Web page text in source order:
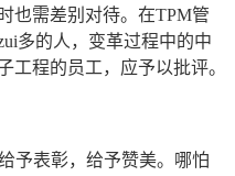
也需差别对待。在TPM管
多的人，变革过程中的中
工程的员工，应予以批评。
予表彰，给予赞美。哪怕